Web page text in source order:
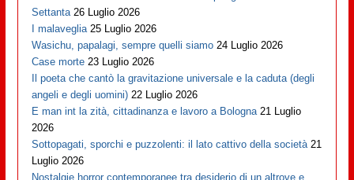
Settanta 26 Luglio 2026
I malaveglia 25 Luglio 2026
Wasichu, papalagi, sempre quelli siamo 24 Luglio 2026
Case morte 23 Luglio 2026
Il poeta che cantò la gravitazione universale e la caduta (degli
angeli e degli uomini) 22 Luglio 2026
E man int la zità, cittadinanza e lavoro a Bologna 21 Luglio
2026
Sottopagati, sporchi e puzzolenti: il lato cattivo della società 21
Luglio 2026
Nostalgie horror contemporanee tra desiderio di un altrove e